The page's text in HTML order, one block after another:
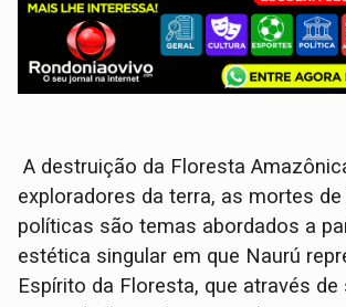
A destruição da Floresta
exploradores da terra, as mortes
políticas são temas abordados a
estética singular em que Naurú
Espírito da Floresta, que através de